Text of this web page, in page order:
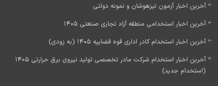
آخرین اخبار آزمون تیزهوشان و نمونه دولتی
آخرین اخبار استخدامی منطقه آزاد تجاری صنعتی 1405
آخرین اخبار استخدام کادر اداری قوه قضاییه 1405 (به زودی)
آخرین اخبار استخدام شرکت مادر تخصصی تولید نیروی برق حرارتی 1405
(استخدام جدید)